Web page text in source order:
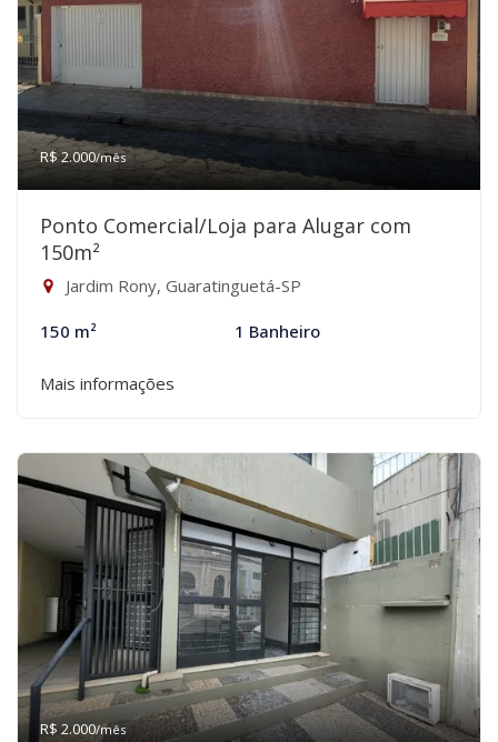
R$ 2.000/mês
Ponto Comercial/Loja para Alugar com
150m²
Jardim Rony, Guaratinguetá-SP
150 m² 1 Banheiro
Mais informações
R$ 2.000/mês